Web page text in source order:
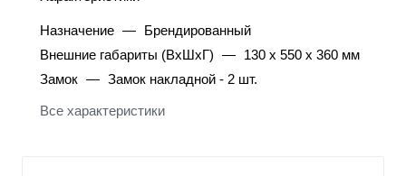
Назначение — Брендированный
Внешние габариты (ВхШхГ) — 130 х 550 х 360 мм
Замок — Замок накладной - 2 шт.
Все характеристики